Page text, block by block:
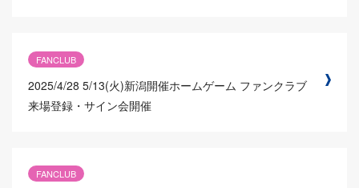
FANCLUB
2025/4/28 5/13(火)新潟開催ホームゲーム ファンクラブ
来場登録・サイン会開催
FANCLUB